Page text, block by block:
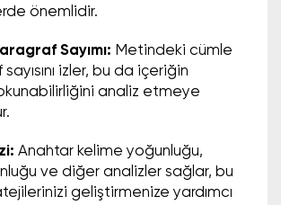
önemlidir.
Sayımı: Metindeki cümle
izler, bu da içeriğin
okunabilirliğini analiz etmeye
Anahtar kelime yoğunluğu,
ve diğer analizler sağlar, bu
geliştirmenize yardımcı